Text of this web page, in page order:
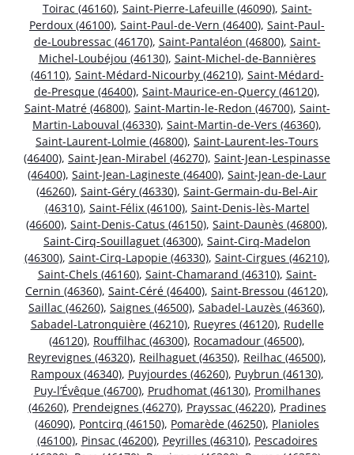
Toirac (46160), Saint-Pierre-Lafeuille (46090), Saint-
Perdoux (46100), Saint-Paul-de-Vern (46400), Saint-Paul-
de-Loubressac (46170), Saint-Pantaléon (46800), Saint-
Michel-Loubéjou (46130), Saint-Michel-de-Bannières
(46110), Saint-Médard-Nicourby (46210), Saint-Médard-
de-Presque (46400), Saint-Maurice-en-Quercy (46120),
Saint-Matré (46800), Saint-Martin-le-Redon (46700), Saint-
Martin-Labouval (46330), Saint-Martin-de-Vers (46360),
Saint-Laurent-Lolmie (46800), Saint-Laurent-les-Tours
(46400), Saint-Jean-Mirabel (46270), Saint-Jean-Lespinasse
(46400), Saint-Jean-Lagineste (46400), Saint-Jean-de-Laur
(46260), Saint-Géry (46330), Saint-Germain-du-Bel-Air
(46310), Saint-Félix (46100), Saint-Denis-lès-Martel
(46600), Saint-Denis-Catus (46150), Saint-Daunès (46800),
Saint-Cirq-Souillaguet (46300), Saint-Cirq-Madelon
(46300), Saint-Cirq-Lapopie (46330), Saint-Cirgues (46210),
Saint-Chels (46160), Saint-Chamarand (46310), Saint-
Cernin (46360), Saint-Céré (46400), Saint-Bressou (46120),
Saillac (46260), Saignes (46500), Sabadel-Lauzès (46360),
Sabadel-Latronquière (46210), Rueyres (46120), Rudelle
(46120), Rouffilhac (46300), Rocamadour (46500),
Reyrevignes (46320), Reilhaguet (46350), Reilhac (46500),
Rampoux (46340), Puyjourdes (46260), Puybrun (46130),
Puy-l’Évêque (46700), Prudhomat (46130), Promilhanes
(46260), Prendeignes (46270), Prayssac (46220), Pradines
(46090), Pontcirq (46150), Pomarède (46250), Planioles
(46100), Pinsac (46200), Peyrilles (46310), Pescadoires